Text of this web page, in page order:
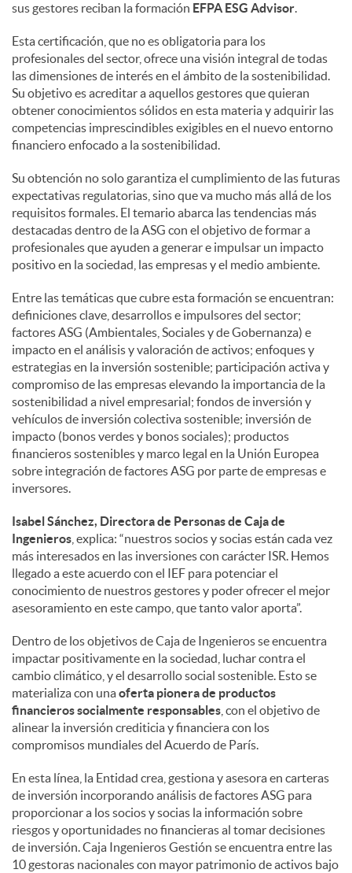
sus gestores reciban la formación EFPA ESG Advisor.
Esta certificación, que no es obligatoria para los
profesionales del sector, ofrece una visión integral de todas
las dimensiones de interés en el ámbito de la sostenibilidad.
Su objetivo es acreditar a aquellos gestores que quieran
obtener conocimientos sólidos en esta materia y adquirir las
competencias imprescindibles exigibles en el nuevo entorno
financiero enfocado a la sostenibilidad.
Su obtención no solo garantiza el cumplimiento de las futuras
expectativas regulatorias, sino que va mucho más allá de los
requisitos formales. El temario abarca las tendencias más
destacadas dentro de la ASG con el objetivo de formar a
profesionales que ayuden a generar e impulsar un impacto
positivo en la sociedad, las empresas y el medio ambiente.
Entre las temáticas que cubre esta formación se encuentran:
definiciones clave, desarrollos e impulsores del sector;
factores ASG (Ambientales, Sociales y de Gobernanza) e
impacto en el análisis y valoración de activos; enfoques y
estrategias en la inversión sostenible; participación activa y
compromiso de las empresas elevando la importancia de la
sostenibilidad a nivel empresarial; fondos de inversión y
vehículos de inversión colectiva sostenible; inversión de
impacto (bonos verdes y bonos sociales); productos
financieros sostenibles y marco legal en la Unión Europea
sobre integración de factores ASG por parte de empresas e
inversores.
Isabel Sánchez, Directora de Personas de Caja de
Ingenieros , explica: “nuestros socios y socias están cada vez
más interesados en las inversiones con carácter ISR. Hemos
llegado a este acuerdo con el IEF para potenciar el
conocimiento de nuestros gestores y poder ofrecer el mejor
asesoramiento en este campo, que tanto valor aporta”.
Dentro de los objetivos de Caja de Ingenieros se encuentra
impactar positivamente en la sociedad, luchar contra el
cambio climático, y el desarrollo social sostenible. Esto se
materializa con unaoferta pionera de productos
financieros socialmente responsables , con el objetivo de
alinear la inversión crediticia y financiera con los
compromisos mundiales del Acuerdo de París.
En esta línea, la Entidad crea, gestiona y asesora en carteras
de inversión incorporando análisis de factores ASG para
proporcionar a los socios y socias la información sobre
riesgos y oportunidades no financieras al tomar decisiones
de inversión. Caja Ingenieros Gestión se encuentra entre las
10 gestoras nacionales con mayor patrimonio de activos bajo